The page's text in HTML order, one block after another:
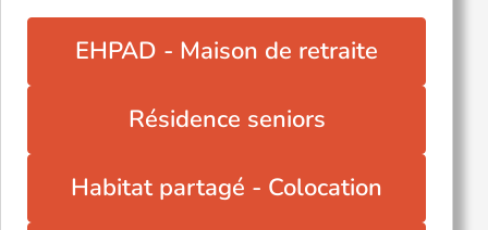
EHPAD - Maison de retraite
Résidence seniors
Habitat partagé - Colocation